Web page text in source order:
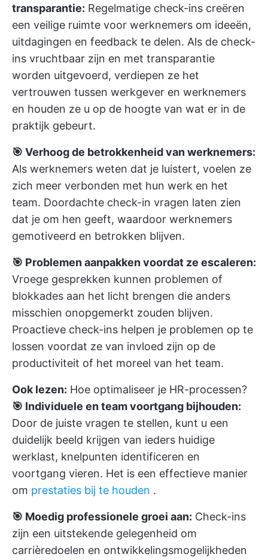
transparantie: Regelmatige check-ins creëren
een veilige ruimte voor werknemers om ideeën,
uitdagingen en feedback te delen. Als de check-
ins vruchtbaar zijn en met transparantie
worden uitgevoerd, verdiepen ze het
vertrouwen tussen werkgever en werknemers
en houden ze u op de hoogte van wat er in de
praktijk gebeurt.
🎯 Verhoog de betrokkenheid van werknemers:
Als werknemers weten dat je luistert, voelen ze
zich meer verbonden met hun werk en het
team. Doordachte check-in vragen laten zien
dat je om hen geeft, waardoor werknemers
gemotiveerd en betrokken blijven.
🎯 Problemen aanpakken voordat ze escaleren:
Vroege gesprekken kunnen problemen of
blokkades aan het licht brengen die anders
misschien onopgemerkt zouden blijven.
Proactieve check-ins helpen je problemen op te
lossen voordat ze van invloed zijn op de
productiviteit of het moreel van het team.
Ook lezen: Hoe optimaliseer je HR-processen?
🎯 Individuele en team voortgang bijhouden:
Door de juiste vragen te stellen, kunt u een
duidelijk beeld krijgen van ieders huidige
werklast, knelpunten identificeren en
voortgang vieren. Het is een effectieve manier
om prestaties bij te houden .
🎯 Moedig professionele groei aan: Check-ins
zijn een uitstekende gelegenheid om
carrièredoelen en ontwikkelingsmogelijkheden